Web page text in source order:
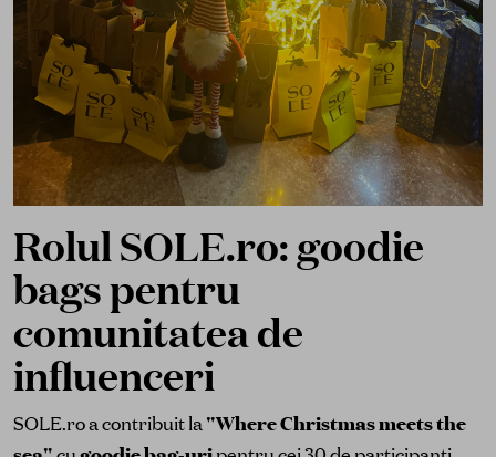
Rolul SOLE.ro: goodie
bags pentru
comunitatea de
influenceri
SOLE.ro a contribuit la"Where Christmas meets the